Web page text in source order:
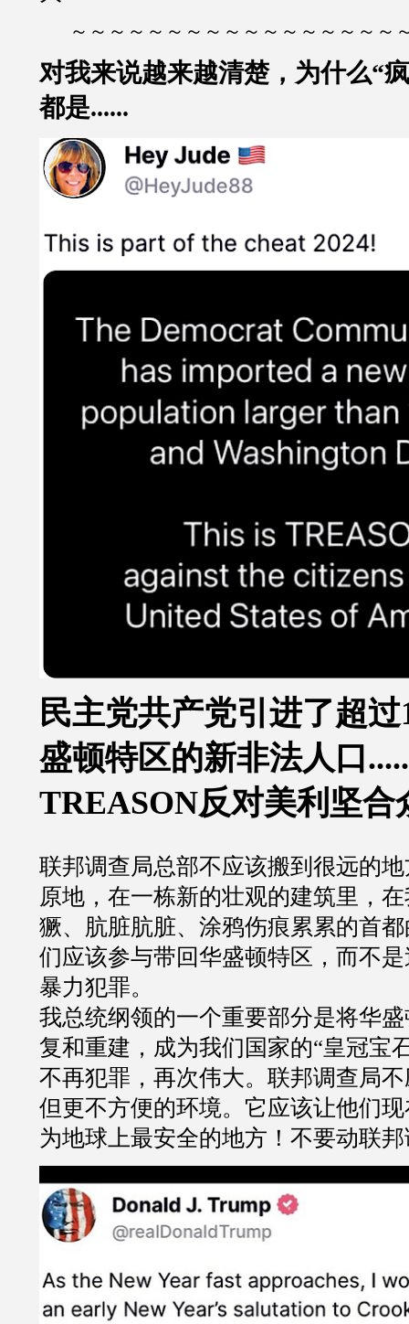
～～～～～～～～～～～～～～～～～
对我来说越来越清楚，为什么“
都是......
民主党共产党引进了超
盛顿特区的新非法人口
TREASON反对美利坚合
联邦调查局总部不应该搬到很远的
原地，在一栋新的壮观的建筑里，
獗、肮脏肮脏、涂鸦伤痕累累的首
们应该参与带回华盛顿特区，而不
暴力犯罪。
我总统纲领的一个重要部分是将华
复和重建，成为我们国家的“皇冠宝
不再犯罪，再次伟大。联邦调查局
但更不方便的环境。它应该让他们
为地球上最安全的地方！不要动联